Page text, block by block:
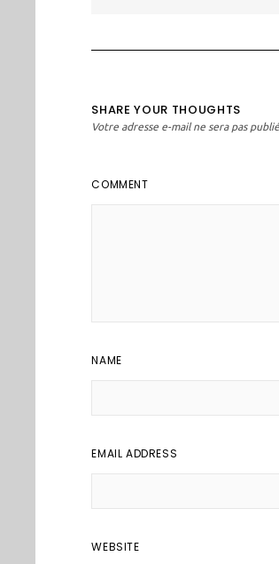
SHARE YOUR THOUGHTS
Votre adresse e-mail ne sera pas
COMMENT
NAME
EMAIL ADDRESS
WEBSITE